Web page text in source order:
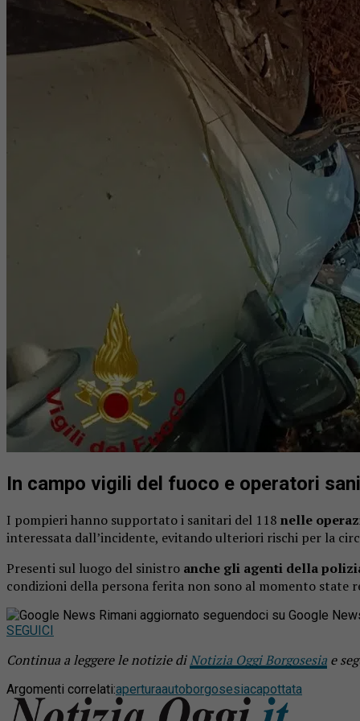
In campo vigili del fuoco e operatori
I pompieri hanno supportato i sanitari del 118 nelle
interessata dall’incidente, evitando ulteriori rischi per la
Presenti sul luogo del sinistro anche gli agenti della
condizioni della persona ferita non sono al momento state
Rimani aggiornato seguendoci su Google
SEGUICI
Continua a leggere le notizie diNotizia Oggi Borgosesia e
Argomenti correlati:aperturaautoborgosesiacapottata